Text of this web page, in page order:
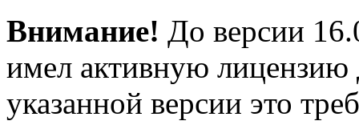
Внимание! До версии
имел активную лицензию
указанной версии это